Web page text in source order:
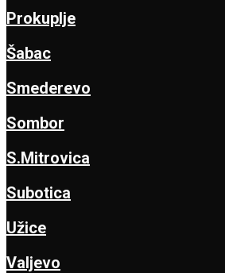
Prokuplje
Šabac
Smederevo
Sombor
S.Mitrovica
Subotica
Užice
Valjevo